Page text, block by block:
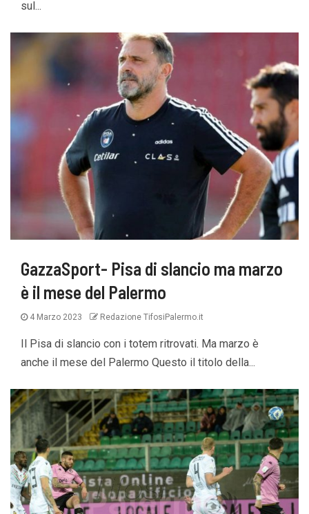
sul...
GazzaSport- Pisa di slancio ma marzo
è il mese del Palermo
4 Marzo 2023 Redazione TifosiPalermo.it
Il Pisa di slancio con i totem ritrovati. Ma marzo è
anche il mese del Palermo Questo il titolo della...